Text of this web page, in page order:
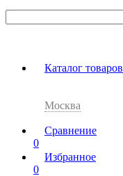
Каталог товаров
Москва
Сравнение
0
Избранное
0